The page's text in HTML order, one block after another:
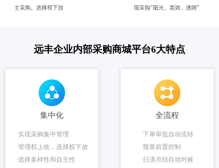
远丰企业内部采购商城平台6大特点
集中化
·实现采购集中管理
·管理权上收，选择权下放
·选择多样性和自主性
全流程
·下单审批自动流转
·预算前置控制
·日清月结自动对账